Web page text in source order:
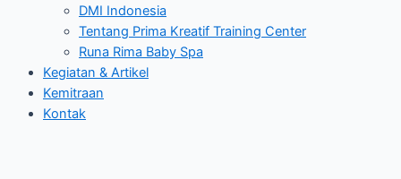
DMI Indonesia
Tentang Prima Kreatif Training Center
Runa Rima Baby Spa
Kegiatan & Artikel
Kemitraan
Kontak